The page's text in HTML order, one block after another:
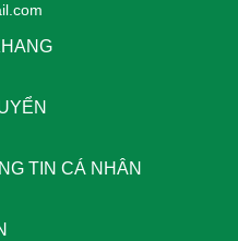
TIN CÁ NHÂN